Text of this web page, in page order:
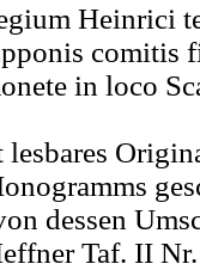
Heinrici
comitis
in loco
lesbares
dessen
Taf. II